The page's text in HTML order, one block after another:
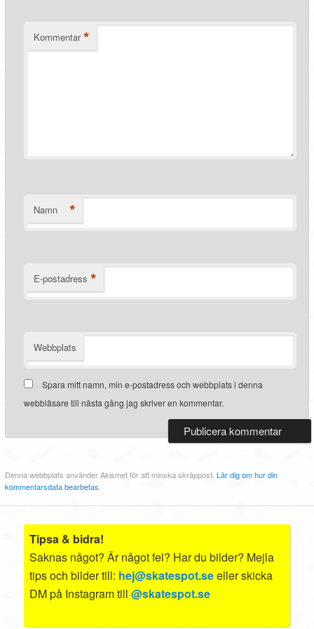
Kommentar *
Namn *
E-postadress *
Webbplats
Spara mitt namn, min e-postadress och webbplats i denna
webbläsare till nästa gång jag skriver en kommentar.
Denna webbplats använder Akismet för att minska skräppost.Lär dig om hur din
kommentarsdata bearbetas.
Tipsa & bidra!
Saknas något? Är något fel? Har du bilder? Mejla
tips och bilder till: hej@skatespot.seeller skicka
DM på Instagram till@skatespot.se